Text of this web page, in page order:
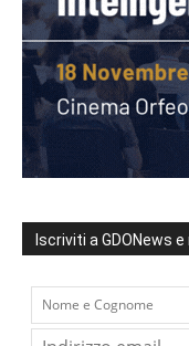
Iscriviti a GDONews